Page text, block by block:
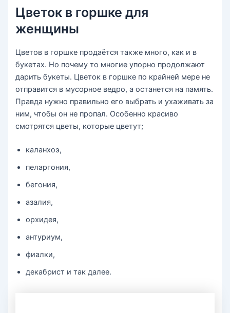
Цветок в горшке для
женщины
Цветов в горшке продаётся также много, как и в
букетах. Но почему то многие упорно продолжают
дарить букеты. Цветок в горшке по крайней мере не
отправится в мусорное ведро, а останется на память.
Правда нужно правильно его выбрать и ухаживать за
ним, чтобы он не пропал. Особенно красиво
смотрятся цветы, которые цветут;
каланхоэ,
пеларгония,
бегония,
азалия,
орхидея,
антуриум,
фиалки,
декабрист и так далее.